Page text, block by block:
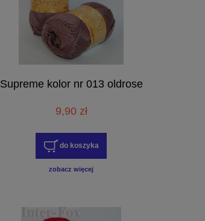
Supreme kolor nr 013 oldrose
9,90 zł
do koszyka
zobacz więcej